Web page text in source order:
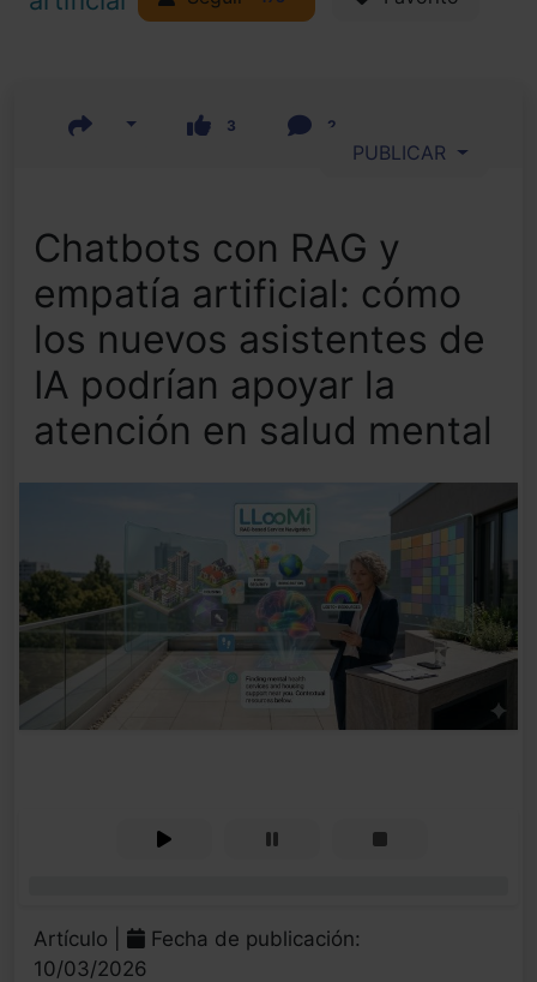
3 2
PUBLICAR
Chatbots con RAG y
empatía artificial: cómo
los nuevos asistentes de
IA podrían apoyar la
atención en salud mental
Artículo |
Fecha de publicación:
10/03/2026